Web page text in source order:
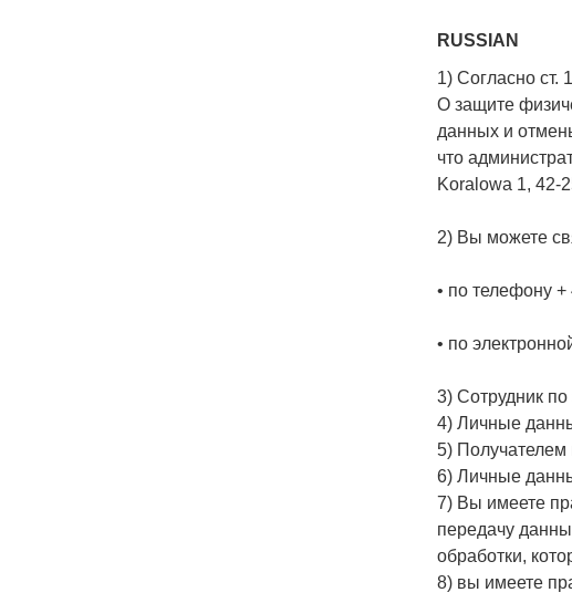
RUSSIAN
1) Согласно ст.
О защите
данных и
что
Koralowa 1, 42-
2) Вы можете
• по телефону
• по
3) Сотрудник
4) Личные
5) Получателем
6) Личные
7) Вы имеете
передачу
обработки,
8) вы имеете